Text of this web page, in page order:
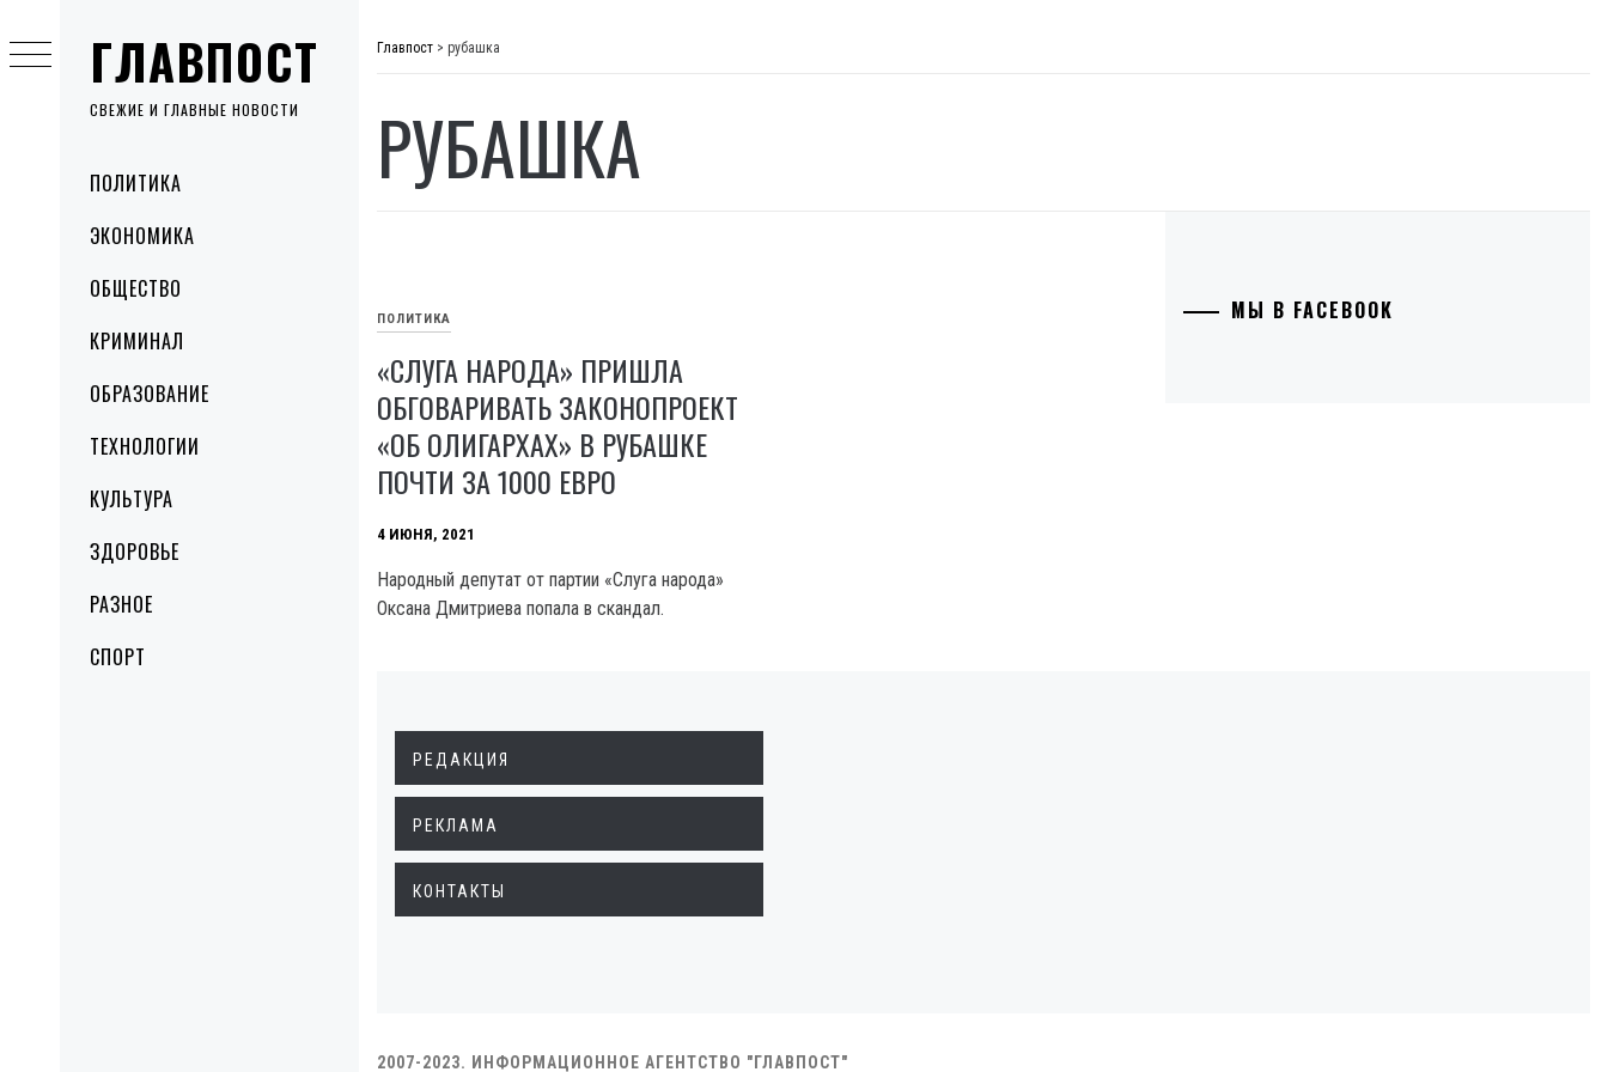
ГЛАВПОСТ
СВЕЖИЕ И ГЛАВНЫЕ НОВОСТИ
MenuПОЛИТИКА
ЭКОНОМИКА
ОБЩЕСТВО
КРИМИНАЛ
ОБРАЗОВАНИЕ
ТЕХНОЛОГИИ
КУЛЬТУРА
ЗДОРОВЬЕ
РАЗНОЕ
СПОРТ
to
content
Главпост > рубашка
РУБАШКА
ПОЛИТИКА
«СЛУГА НАРОДА» ПРИШЛА
ОБГОВАРИВАТЬ ЗАКОНОПРОЕКТ
«ОБ ОЛИГАРХАХ» В РУБАШКЕ
ПОЧТИ ЗА 1000 ЕВРО
4 ИЮНЯ, 2021
Народный депутат от партии «Слуга народа»
Оксана Дмитриева попала в скандал.
МЫ В FACEBOOK
РЕДАКЦИЯ
РЕКЛАМА
КОНТАКТЫ
2007-2023. ИНФОРМАЦИОННОЕ АГЕНТСТВО "ГЛАВПОСТ"